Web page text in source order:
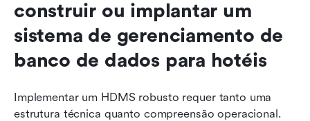
construir ou implantar um
sistema de gerenciamento de
banco de dados para hotéis
Implementar um HDMS robusto requer tanto uma
estrutura técnica quanto compreensão operacional.